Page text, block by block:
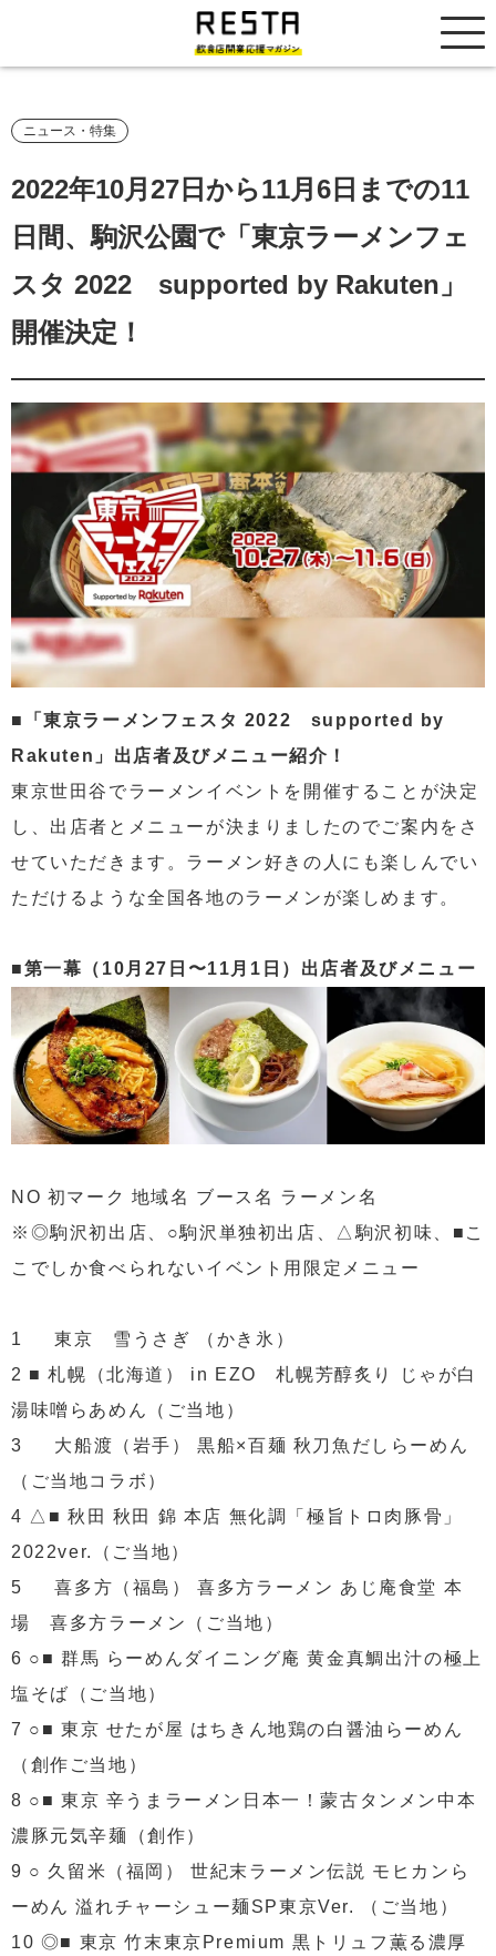
居抜き売却市場
ニュース・特集
2022年10月27日から11月6日までの11
日間、駒沢公園で「東京ラーメンフェ
スタ 2022 supported by Rakuten」
開催決定！
■「東京ラーメンフェスタ 2022 supported by
Rakuten」出店者及びメニュー紹介！
東京世田谷でラーメンイベントを開催することが決定
し、出店者とメニューが決まりましたのでご案内をさ
せていただきます。ラーメン好きの人にも楽しんでい
ただけるような全国各地のラーメンが楽しめます。
■第一幕（10月27日〜11月1日）出店者及びメニュー
NO 初マーク 地域名 ブース名 ラーメン名
※◎駒沢初出店、○駒沢単独初出店、△駒沢初味、■こ
こでしか食べられないイベント用限定メニュー
1 東京 雪うさぎ （かき氷）
2 ■ 札幌（北海道） in EZO 札幌芳醇炙り じゃが白
湯味噌らあめん（ご当地）
3 大船渡（岩手） 黒船×百麺 秋刀魚だしらーめん
（ご当地コラボ）
4 △■ 秋田 秋田 錦 本店 無化調「極旨トロ肉豚骨」
2022ver.（ご当地）
5 喜多方（福島） 喜多方ラーメン あじ庵食堂 本
場 喜多方ラーメン（ご当地）
6 ○■ 群馬 らーめんダイニング庵 黄金真鯛出汁の極上
塩そば（ご当地）
7 ○■ 東京 せたが屋 はちきん地鶏の白醤油らーめん
（創作ご当地）
8 ○■ 東京 辛うまラーメン日本一！蒙古タンメン中本
濃豚元気辛麺（創作）
9 ○ 久留米（福岡） 世紀末ラーメン伝説 モヒカンら
ーめん 溢れチャーシュー麺SP東京Ver. （ご当地）
10 ◎■ 東京 竹末東京Premium 黒トリュフ薫る濃厚